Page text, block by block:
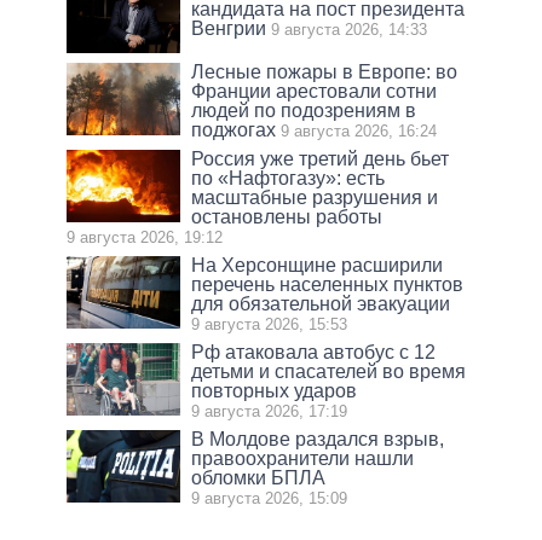
кандидата на пост президента
Венгрии 9 августа 2026, 14:33
Лесные пожары в Европе: во
Франции арестовали сотни
людей по подозрениям в
поджогах 9 августа 2026, 16:24
Россия уже третий день бьет
по «Нафтогазу»: есть
масштабные разрушения и
остановлены работы
9 августа 2026, 19:12
На Херсонщине расширили
перечень населенных пунктов
для обязательной эвакуации
9 августа 2026, 15:53
Рф атаковала автобус с 12
детьми и спасателей во время
повторных ударов
9 августа 2026, 17:19
В Молдове раздался взрыв,
правоохранители нашли
обломки БПЛА
9 августа 2026, 15:09